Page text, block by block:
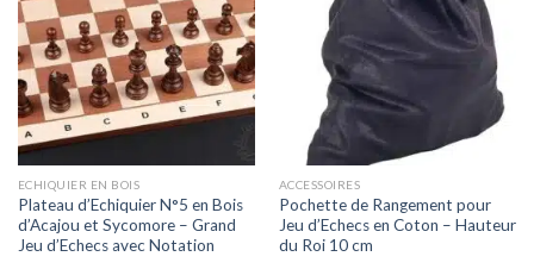
ECHIQUIER EN BOIS
Plateau d’Echiquier N°5 en Bois
d’Acajou et Sycomore – Grand
Jeu d’Echecs avec Notation
ACCESSOIRES
Pochette de Rangement pour
Jeu d’Echecs en Coton – Hauteur
du Roi 10 cm